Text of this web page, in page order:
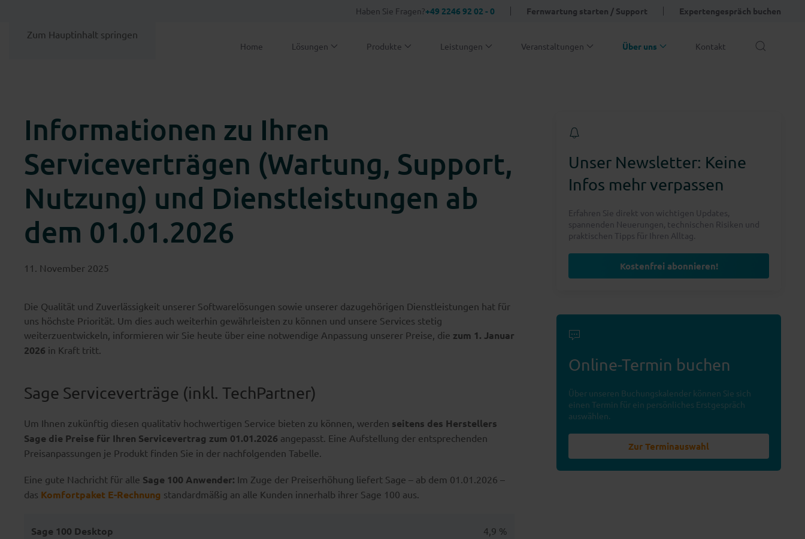
Zum Hauptinhalt springen
Haben Sie Fragen?+49 2246 92 02 - 0 Fernwartung starten / Support Expertengespräch buchen
Home Lösungen Produkte Leistungen Veranstaltungen Über uns Kontakt
Informationen zu Ihren
Serviceverträgen (Wartung, Support,
Nutzung) und Dienstleistungen ab
dem 01.01.2026
11. November 2025
Die Qualität und Zuverlässigkeit unserer Softwarelösungen sowie unserer dazugehörigen Dienstleistungen hat für
uns höchste Priorität. Um dies auch weiterhin gewährleisten zu können und unsere Services stetig
weiterzuentwickeln, informieren wir Sie heute über eine notwendige Anpassung unserer Preise, die zum 1. Januar
2026 in Kraft tritt.
Sage Serviceverträge (inkl. TechPartner)
Um Ihnen zukünftig diesen qualitativ hochwertigen Service bieten zu können, werden seitens des Herstellers
Sage die Preise für Ihren Servicevertrag zum 01.01.2026 angepasst. Eine Aufstellung der entsprechenden
Preisanpassungen je Produkt finden Sie in der nachfolgenden Tabelle.
Eine gute Nachricht für alle Sage 100 Anwender: Im Zuge der Preiserhöhung liefert Sage – ab dem 01.01.2026 –
das Komfortpaket E-Rechnung standardmäßig an alle Kunden innerhalb ihrer Sage 100 aus.
Sage 100 Desktop
4,9 %
Unser Newsletter: Keine
Infos mehr verpassen
Erfahren Sie direkt von wichtigen Updates,
spannenden Neuerungen, technischen Risiken und
praktischen Tipps für Ihren Alltag.
Kostenfrei abonnieren!
Online-Termin buchen
Über unseren Buchungskalender können Sie sich
einen Termin für ein persönliches Erstgespräch
auswählen.
Zur Terminauswahl